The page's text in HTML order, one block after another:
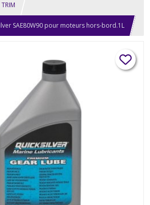
SAE80W90 pour moteurs hors-bord.1L